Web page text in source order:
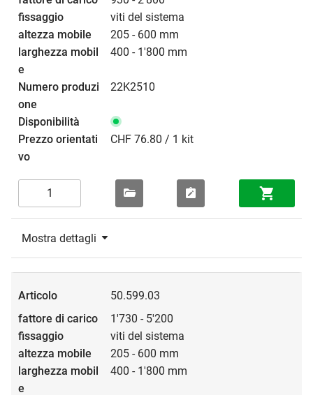
viti del sistema
205 - 600 mm
400 - 1'800 mm
22K2510
CHF 76.80 / 1 kit
Mostra dettagli
50.599.03
1'730 - 5'200
viti del sistema
205 - 600 mm
400 - 1'800 mm